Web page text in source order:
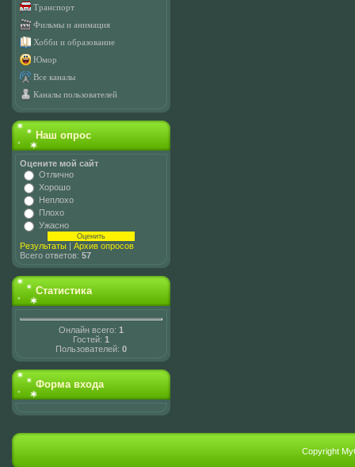
Транспорт
Фильмы и анимация
Хобби и образование
Юмор
Все каналы
Каналы пользователей
Наш опрос
Оцените мой сайт
Отлично
Хорошо
Неплохо
Плохо
Ужасно
Результаты | Архив опросов
Всего ответов: 57
Статистика
Онлайн всего: 1
Гостей: 1
Пользователей: 0
Форма входа
Copyright